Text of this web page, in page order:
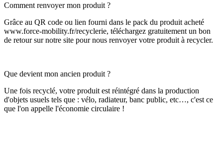
Comment renvoyer mon produit ?
Grâce au QR code ou lien fourni dans le pack du produit acheté
www.force-mobility.fr/recyclerie, téléchargez gratuitement un bon
de retour sur notre site pour nous renvoyer votre produit à recycler.
Que devient mon ancien produit ?
Une fois recyclé, votre produit est réintégré dans la production
d'objets usuels tels que : vélo, radiateur, banc public, etc…, c'est ce
que l'on appelle l'économie circulaire !